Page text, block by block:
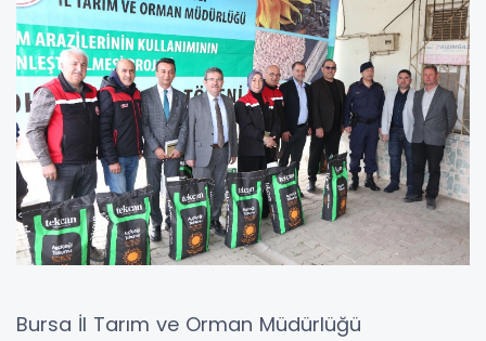
Bursa İl Tarım ve Orman Müdürlüğü